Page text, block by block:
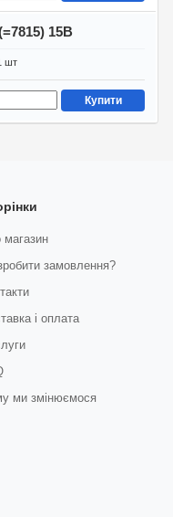
15В
шт
Купити
магазин
замовлення?
і оплата
ми змінюємося